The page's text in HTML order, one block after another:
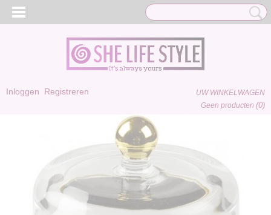
Inloggen Registreren
UW WINKELWAGEN
Geen producten (0)